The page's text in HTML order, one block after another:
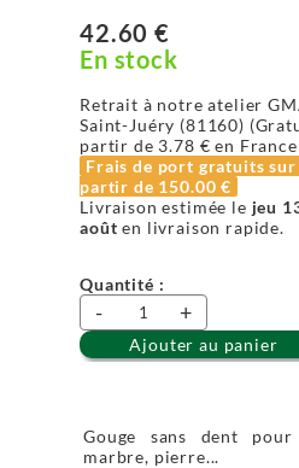
42.60 €
En stock
Retrait à notre atelier
Saint-Juéry (81160)
partir de 3.78 € en France
Frais de port gratuits sur
partir de 150.00 €
Livraison estimée le jeu
août en livraison rapide.
Quantité :
- +
Ajouter au panier
Gouge sans dent
marbre, pierre...